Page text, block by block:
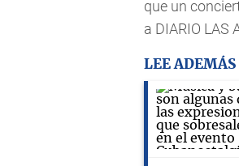
que un
a DIARIO LAS
LEE ADEMÁS